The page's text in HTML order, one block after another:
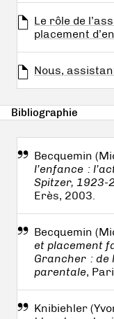
Le rôle de
placement
Nous,
Bibliographie
Becquemin
l’enfance :
Spitzer, 1923-
Erès, 2003.
Becquemin
et placement
Grancher : de
parentale,
Knibiehler